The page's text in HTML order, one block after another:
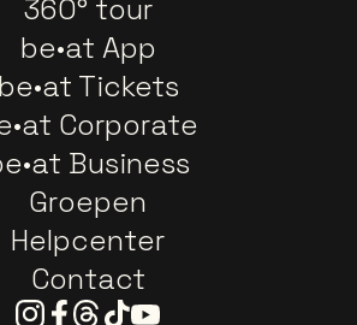
360° tour
be•at App
be•at Tickets
Corporate
Business
Groepen
Helpcenter
Contact
Instagram
Facebook
Threads
TiktokYoutube